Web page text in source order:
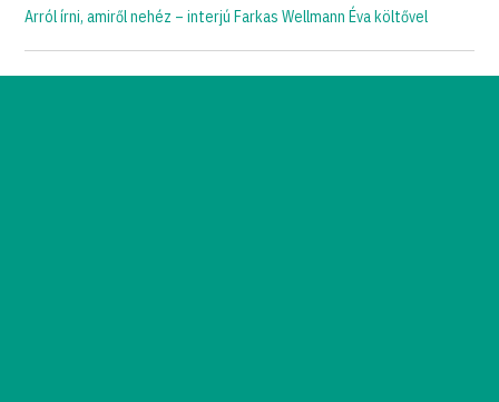
Arról írni, amiről nehéz – interjú Farkas Wellmann Éva költővel